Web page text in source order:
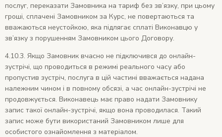
послуг, переказати Замовника на тариф без зв’язку, при цьому
гроші, сплачені Замовником за Курс, не повертаються та
вважаються неустойкою, яка підлягає сплаті Виконавцю у
зв’язку з порушенням Замовником цього Договору.
4.10.3. Якщо Замовник вчасно не підключився до онлайн-
зустрічі, що проводиться в режимі реального часу або
пропустив зустріч, послуга в цій частині вважається надана
належним чином і в повному обсязі, а час онлайн-зустрічі не
продовжується. Виконавець має право надати Замовнику
запис такої онлайн-зустрічі, якщо вона проводилася. Такий
запис може бути використаний Замовником лише для
особистого ознайомлення з матеріалом.